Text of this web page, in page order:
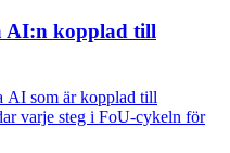
AI:n kopplad till
AI som är kopplad till
varje steg i FoU-cykeln för